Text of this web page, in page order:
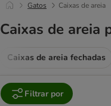
Gatos Caixas de areia
Caixas de areia
Caixas de areia fechadas
Filtrar por